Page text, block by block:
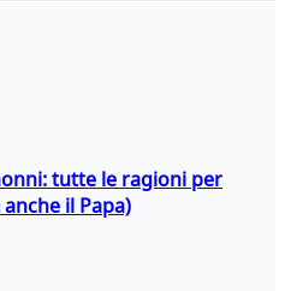
tutte le ragioni per
il Papa)